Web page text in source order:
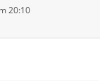
20:10